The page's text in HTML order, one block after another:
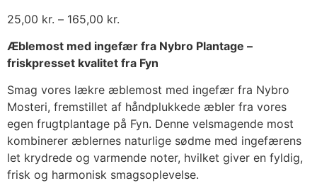
25,00 kr. – 165,00 kr.
Æblemost med ingefær fra Nybro Plantage –
friskpresset kvalitet fra Fyn
Smag vores lækre æblemost med ingefær fra Nybro
Mosteri, fremstillet af håndplukkede æbler fra vores
egen frugtplantage på Fyn. Denne velsmagende most
kombinerer æblernes naturlige sødme med ingefærens
let krydrede og varmende noter, hvilket giver en fyldig,
frisk og harmonisk smagsoplevelse.